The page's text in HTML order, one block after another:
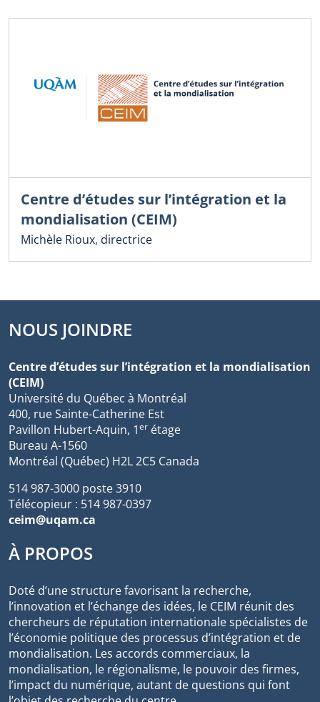
Centre d’études sur l’intégration et la
mondialisation (CEIM)
Michèle Rioux, directrice
NOUS JOINDRE
Centre d’études sur l’intégration et la mondialisation
(CEIM)
Université du Québec à Montréal
400, rue Sainte-Catherine Est
Pavillon Hubert-Aquin, 1er étage
Bureau A-1560
Montréal (Québec) H2L 2C5 Canada
514 987-3000 poste 3910
Télécopieur : 514 987-0397
ceim@uqam.ca
À PROPOS
Doté d’une structure favorisant la recherche,
l’innovation et l’échange des idées, le CEIM réunit des
chercheurs de réputation internationale spécialistes de
l’économie politique des processus d’intégration et de
mondialisation. Les accords commerciaux, la
mondialisation, le régionalisme, le pouvoir des firmes,
l’impact du numérique, autant de questions qui font